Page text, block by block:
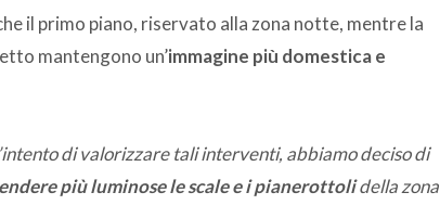
il primo piano, riservato alla zona notte, mentre la
mantengono un’immagine più domestica e
di valorizzare tali interventi, abbiamo deciso di
più luminose le scale e i pianerottolidella zona